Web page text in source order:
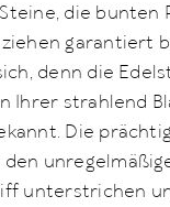
die bunten
garantiert
denn die
Ihrer strahlend
Die
unterstrichen